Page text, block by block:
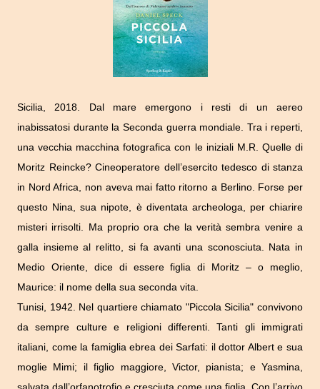
Sicilia, 2018. Dal mare emergono i resti di un aereo
inabissatosi durante la Seconda guerra mondiale. Tra i reperti,
una vecchia macchina fotografica con le iniziali M.R. Quelle di
Moritz Reincke? Cineoperatore dell’esercito tedesco di stanza
in Nord Africa, non aveva mai fatto ritorno a Berlino. Forse per
questo Nina, sua nipote, è diventata archeologa, per chiarire
misteri irrisolti. Ma proprio ora che la verità sembra venire a
galla insieme al relitto, si fa avanti una sconosciuta. Nata in
Medio Oriente, dice di essere figlia di Moritz – o meglio,
Maurice: il nome della sua seconda vita.
Tunisi, 1942. Nel quartiere chiamato "Piccola Sicilia" convivono
da sempre culture e religioni differenti. Tanti gli immigrati
italiani, come la famiglia ebrea dei Sarfati: il dottor Albert e sua
moglie Mimi; il figlio maggiore, Victor, pianista; e Yasmina,